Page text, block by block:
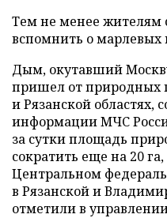
Тем не менее жителям
вспомнить о марлевых
Дым, окутавший
пришел от природных
и Рязанской областях,
информации МЧС
за сутки площадь
сократить еще на 20
Центральном
в Рязанской и
отметили в